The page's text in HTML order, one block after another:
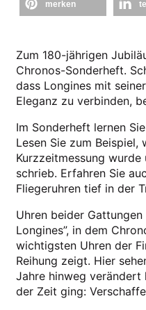
merken
Zum 180-jährigen
Chronos-Sonderheft.
dass Longines mit
Eleganz zu verbinden,
Im Sonderheft lernen
Lesen Sie zum
Kurzzeitmessung
schrieb. Erfahren Sie
Fliegeruhren tief in der
Uhren beider
Longines”, in dem
wichtigsten Uhren der
Reihung zeigt. Hier
Jahre hinweg verändert
der Zeit ging: